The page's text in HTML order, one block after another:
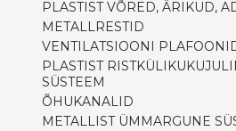
PLASTIST VÕRED, ÄRIKUD,
METALLRESTID
VENTILATSIOONI
PLASTIST
SÜSTEEM
ÕHUKANALID
METALLIST ÜMMARGUNE